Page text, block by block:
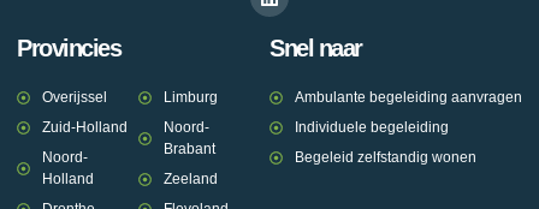
Provincies
Overijssel
Zuid-Holland
Noord-
Holland
Limburg
Noord-
Brabant
Zeeland
Snel naar
Ambulante begeleiding aanvragen
Individuele begeleiding
Begeleid zelfstandig wonen